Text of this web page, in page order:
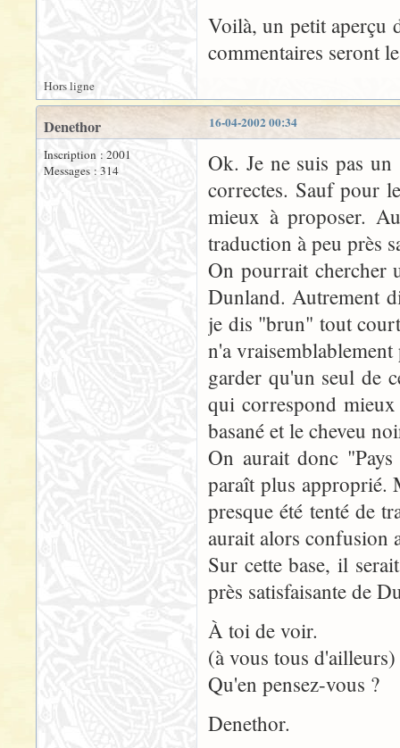
Voilà, un petit aperçu
commentaires seront
Hors ligne
16-04-2002 00:34
Denethor
Inscription : 2001
Messages : 314
Ok. Je ne suis pas un
correctes. Sauf pour
mieux à proposer.
traduction à peu près
On pourrait chercher
Dunland. Autrement
je dis "brun" tout
n'a
garder qu'un seul de
qui correspond
basané et le cheveu
On aurait donc
paraît plus approprié.
presque été tenté de
aurait alors confusion
Sur cette base, il
près satisfaisante de
À toi de voir.
(à vous tous d'ailleurs)
Qu'en pensez-vous ?
Denethor.